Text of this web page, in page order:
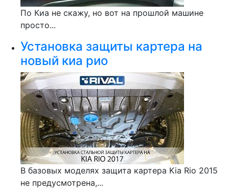
По Киа не скажу, но вот на прошлой машине
просто...
Установка защиты картера на
новый киа рио
В базовых моделях защита картера Kia Rio 2015
не предусмотрена,...